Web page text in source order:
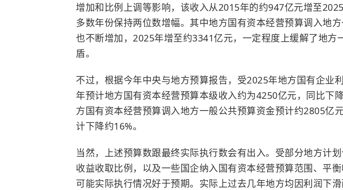
增加和比例上调等影响，该收入从2015年的约947亿元增至
多数年份保持两位数增幅。其中地方国有资本经营预算调入地
也不断增加，2025年增至约3341亿元，一定程度上缓解了地方
盾。
不过，根据今年中央与地方预算报告，受2025年地方国有企业
年预计地方国有资本经营预算本级收入约为4250亿元，同比下
方国有资本经营预算调入地方一般公共预算资金预计约2805亿
计下降约16%。
当然，上述预算数跟最终实际执行数会有出入。受部分地方计
收益收取比例，以及一些国企纳入国有资本经营预算范围、平衡
可能实际执行情况好于预期。实际上过去几年地方均因利润下